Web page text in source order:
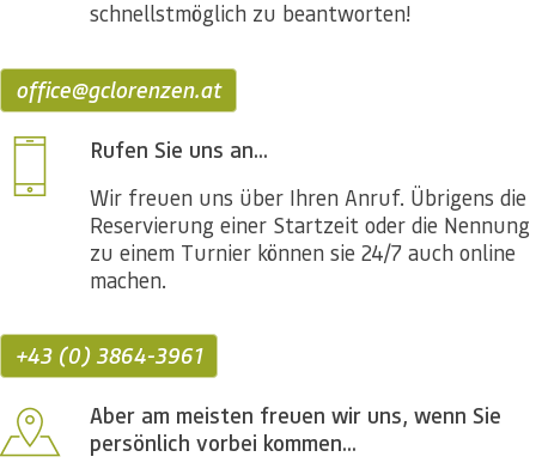
schnellstmöglich zu beantworten!
office@gclorenzen.at
Rufen Sie uns an...
Wir freuen uns über Ihren Anruf. Übrigens die
Reservierung einer Startzeit oder die Nennung
zu einem Turnier können sie 24/7 auch online
machen.
+43 (0) 3864-3961
Aber am meisten freuen wir uns, wenn Sie
persönlich vorbei kommen...